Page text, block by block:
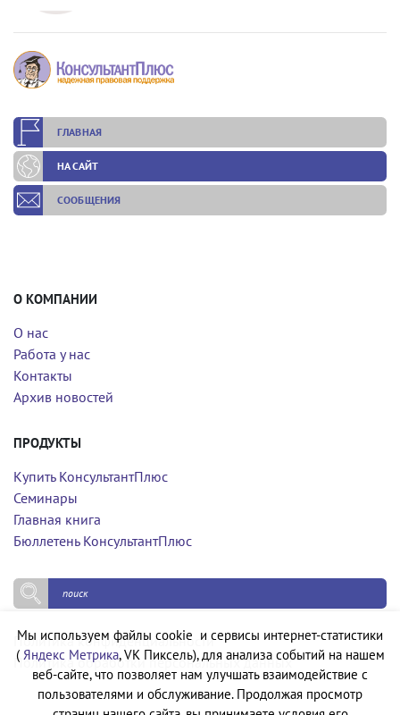
ГЛАВНАЯ
НА САЙТ
СООБЩЕНИЯ
О КОМПАНИИ
О нас
Работа у нас
Контакты
Архив новостей
ПРОДУКТЫ
Купить КонсультантПлюс
Семинары
Главная книга
Бюллетень КонсультантПлюс
Политика конфиденциальности
Политика обработки персональных данных
Мы используем файлы cookie и сервисы интернет-статистики
( Яндекс Метрика, VK Пиксель), для анализа событий на нашем
веб-сайте, что позволяет нам улучшать взаимодействие с
пользователями и обслуживание. Продолжая просмотр